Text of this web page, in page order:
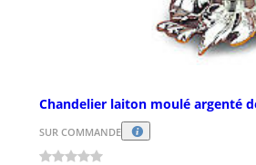
Chandelier laiton moulé argenté
SUR COMMANDE